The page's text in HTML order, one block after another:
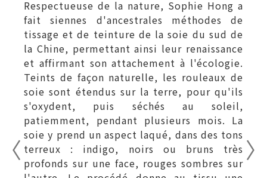
Respectueuse de la nature, Sophie Hong a
fait siennes d'ancestrales méthodes de
tissage et de teinture de la soie du sud de
la Chine, permettant ainsi leur renaissance
et affirmant son attachement à l'écologie.
Teints de façon naturelle, les rouleaux de
soie sont étendus sur la terre, pour qu'ils
s'oxydent, puis séchés au soleil,
patiemment, pendant plusieurs mois. La
soie y prend un aspect laqué, dans des tons
terreux : indigo, noirs ou bruns très
profonds sur une face, rouges sombres sur